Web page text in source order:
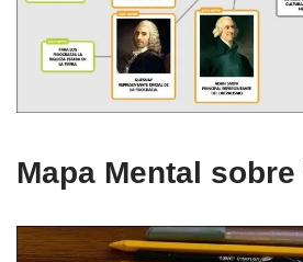
Mapa Mental